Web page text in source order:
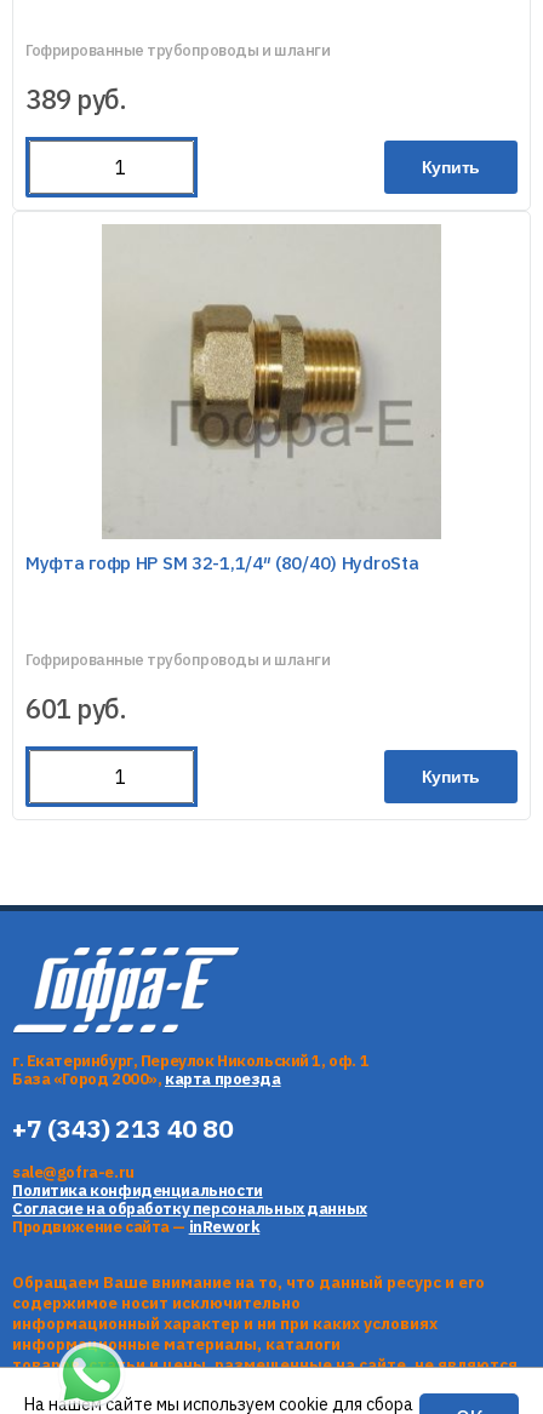
Гофрированные трубопроводы и шланги
389 руб.
Купить
Муфта гофр НР SM 32-1,1/4″ (80/40) HydroSta
Гофрированные трубопроводы и шланги
601 руб.
Купить
г. Екатеринбург, Переулок Никольский 1, оф. 1
База «Город 2000», карта проезда
+7 (343) 213 40 80
sale@gofra-e.ru
Политика конфиденциальности
Согласие на обработку персональных данных
Продвижение сайта — inRework
Обращаем Ваше внимание на то, что данный ресурс и его
содержимое носит исключительно
информационный характер и ни при каких условиях
информационные материалы, каталоги
товаров, статьи и цены, размещенные на сайте, не являются
публичной офертой, определяемой
положениями Статьи 437 Гражданского кодекса РФ.
На нашем сайте мы используем cookie для сбора